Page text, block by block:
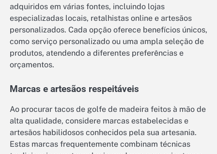
adquiridos em várias fontes, incluindo lojas
especializadas locais, retalhistas online e artesãos
personalizados. Cada opção oferece benefícios únicos,
como serviço personalizado ou uma ampla seleção de
produtos, atendendo a diferentes preferências e
orçamentos.
Marcas e artesãos respeitáveis
Ao procurar tacos de golfe de madeira feitos à mão de
alta qualidade, considere marcas estabelecidas e
artesãos habilidosos conhecidos pela sua artesania.
Estas marcas frequentemente combinam técnicas